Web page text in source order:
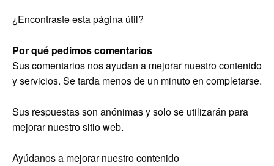
¿Encontraste esta página útil?
Por qué pedimos comentarios
Sus comentarios nos ayudan a mejorar nuestro contenido
y servicios. Se tarda menos de un minuto en completarse.
Sus respuestas son anónimas y solo se utilizarán para
mejorar nuestro sitio web.
Ayúdanos a mejorar nuestro contenido